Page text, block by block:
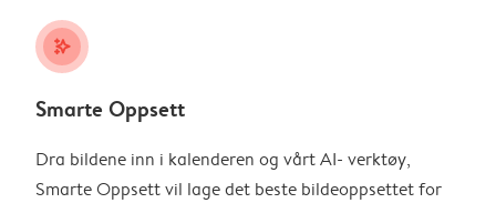
stars_plus
Smarte Oppsett
Dra bildene inn i kalenderen og vårt AI- verktøy,
Smarte Oppsett vil lage det beste bildeoppsettet for